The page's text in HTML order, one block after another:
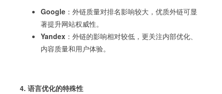
Google ：外链质量对排名影响较大，优质外链可显
著提升网站权威性。
Yandex ：外链的影响相对较低，更关注内部优化、
内容质量和用户体验。
4. 语言优化的特殊性